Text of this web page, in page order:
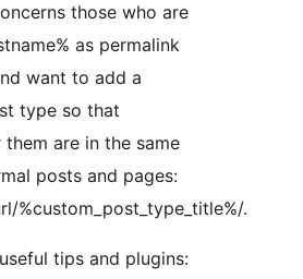
those who are
as permalink
want to add a
type so that
are in the same
posts and pages:
%custom_post_type_title%/.
tips and plugins: